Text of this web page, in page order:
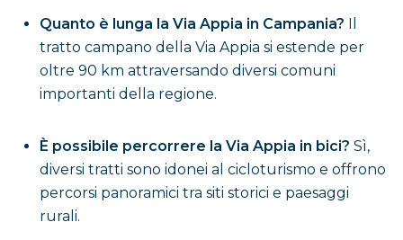
Quanto è lunga la Via Appia in Campania? Il
tratto campano della Via Appia si estende per
oltre 90 km attraversando diversi comuni
importanti della regione.
È possibile percorrere la Via Appia in bici? Sì,
diversi tratti sono idonei al cicloturismo e offrono
percorsi panoramici tra siti storici e paesaggi
rurali.